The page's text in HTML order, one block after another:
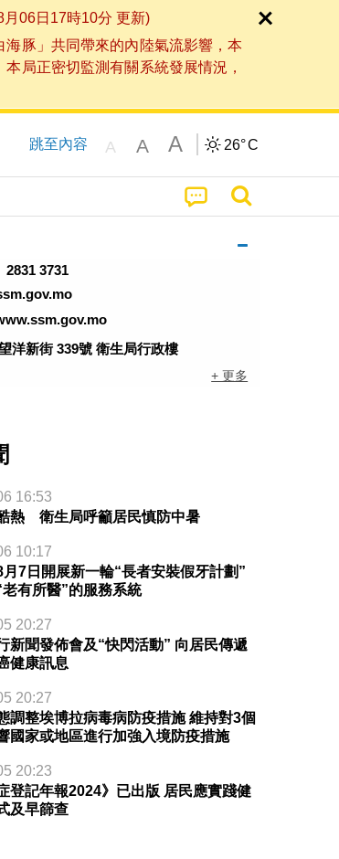
06日17時10分 更新)
豚」共同帶來的內陸氣流影響，本
局正密切監測有關系統發展情況，
跳至內容 A A A 26°C
2831 3731
洋新街 339號 衛生局行政樓
+ 更多
16:53
熱 衛生局呼籲居民慎防中暑
10:17
7日開展新一輪“長者安裝假牙計劃”
有所醫”的服務系統
20:27
新聞發佈會及“快閃活動” 向居民傳遞
健康訊息
20:27
調整埃博拉病毒病防疫措施 維持對3個
國家或地區進行加強入境防疫措施
20:23
登記年報2024》已出版 居民應實踐健
及早篩查